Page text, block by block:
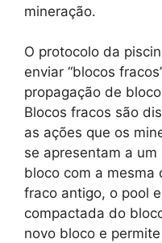
mineração.
O protocolo da
enviar “blocos
propagação de
Blocos fracos são
as ações que os
se apresentam a
bloco com a
fraco antigo, o pool
compactada do
novo bloco e